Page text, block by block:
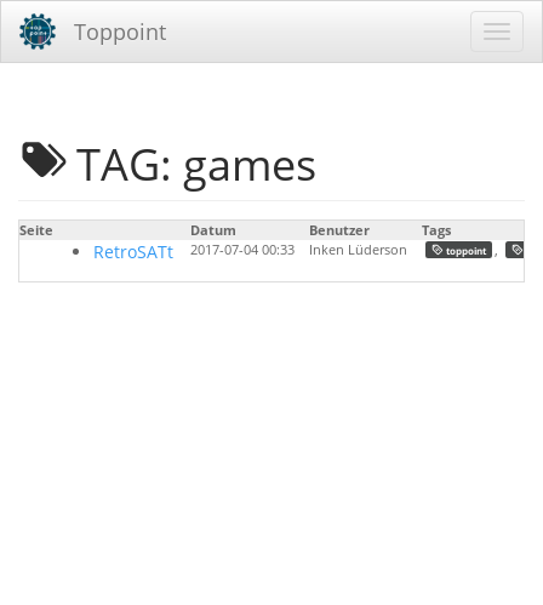
Toppoint
TAG: games
Seite Datum Benutzer Tags
RetroSATt 2017-07-04 00:33 Inken Lüderson toppoint